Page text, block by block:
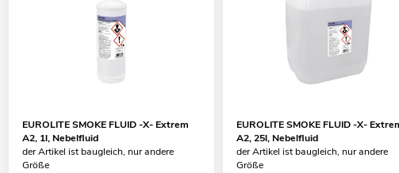
EUROLITE SMOKE FLUID -X- Extrem
A2, 1l, Nebelfluid
der Artikel ist baugleich, nur andere
Größe
EUROLITE SMOKE FLUID -X-
A2, 25l, Nebelfluid
der Artikel ist baugleich, nur andere
Größe